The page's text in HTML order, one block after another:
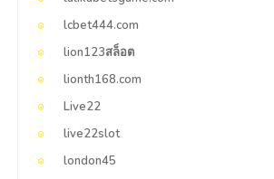
lcbet444.com
lion123สล็อต
lionth168.com
Live22
live22slot
london45